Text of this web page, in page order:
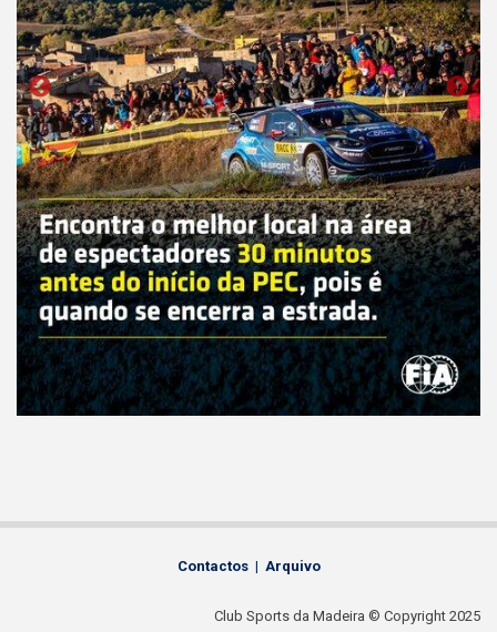
Contactos| Arquivo
Club Sports da Madeira © Copyright 2025